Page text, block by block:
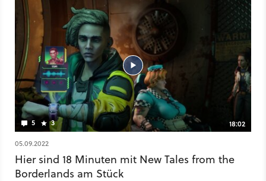
5 3
18:02
05.09.2022
Hier sind 18 Minuten mit New Tales from the
Borderlands am Stück